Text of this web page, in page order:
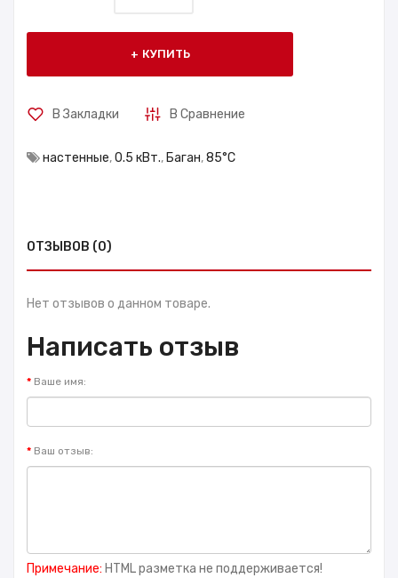
КУПИТЬ
В Закладки В Сравнение
настенные,0.5 кВт., Баган,85°С
ОТЗЫВОВ (0)
Нет отзывов о данном товаре.
Написать отзыв
Ваше имя:
Ваш отзыв:
Примечание: HTML разметка не поддерживается!